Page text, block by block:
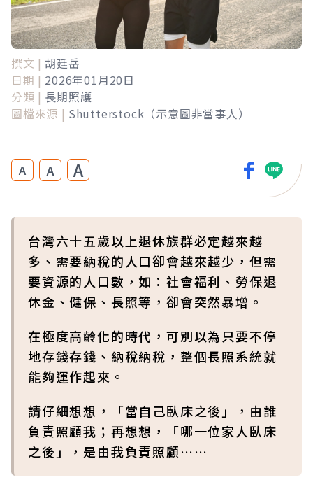
撰文 | 胡廷岳
日期 | 2026年01月20日
分類 | 長期照護
圖檔來源 | Shutterstock（示意圖非當事人）
A A A
台灣六十五歲以上退休族群必定越來越
多、需要納稅的人口卻會越來越少，但需
要資源的人口數，如：社會福利、勞保退
休金、健保、長照等，卻會突然暴增。
在極度高齡化的時代，可別以為只要不停
地存錢存錢、納稅納稅，整個長照系統就
能夠運作起來。
請仔細想想，「當自己臥床之後」，由誰
負責照顧我；再想想，「哪一位家人臥床
之後」，是由我負責照顧……